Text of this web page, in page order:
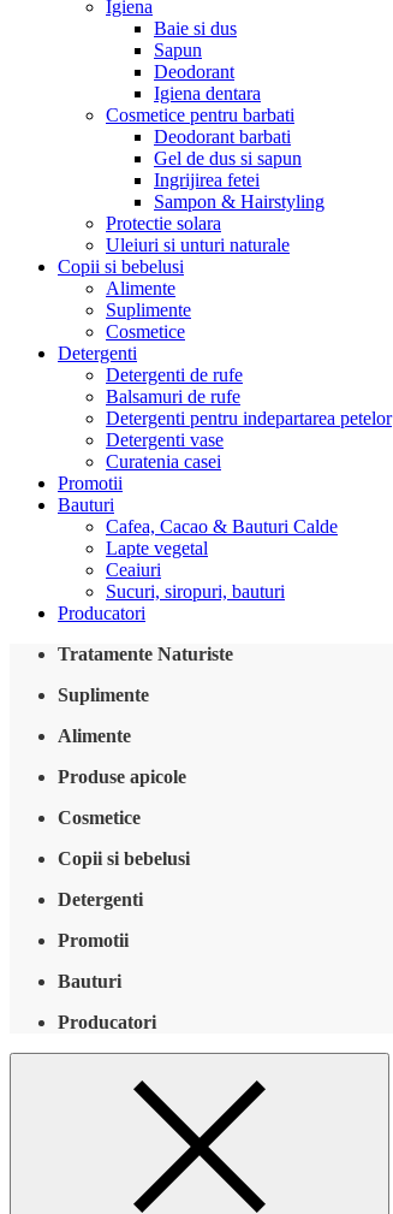
Igiena
Baie si dus
Sapun
Deodorant
Igiena dentara
Cosmetice pentru barbati
Deodorant barbati
Gel de dus si sapun
Ingrijirea fetei
Sampon & Hairstyling
Protectie solara
Uleiuri si unturi naturale
Copii si bebelusi
Alimente
Suplimente
Cosmetice
Detergenti
Detergenti de rufe
Balsamuri de rufe
Detergenti pentru indepartarea petelor
Detergenti vase
Curatenia casei
Promotii
Bauturi
Cafea, Cacao & Bauturi Calde
Lapte vegetal
Ceaiuri
Sucuri, siropuri, bauturi
Producatori
Tratamente Naturiste
Suplimente
Alimente
Produse apicole
Cosmetice
Copii si bebelusi
Detergenti
Promotii
Bauturi
Producatori